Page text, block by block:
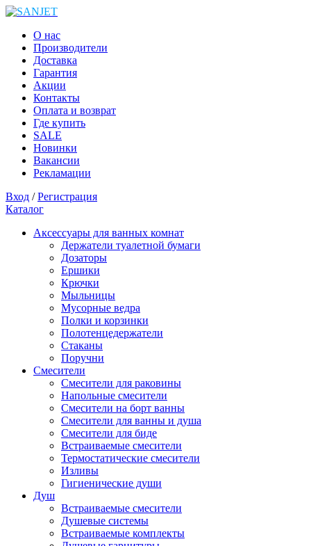
О нас
Производители
Доставка
Гарантия
Акции
Контакты
Оплата и возврат
Где купить
SALE
Новинки
Вакансии
Рекламации
Вход /Регистрация
Каталог
Аксессуары для ванных комнат
Держатели туалетной бумаги
Дозаторы
Ершики
Крючки
Мыльницы
Мусорные ведра
Полки и корзинки
Полотенцедержатели
Стаканы
Поручни
Смесители
Смесители для раковины
Напольные смесители
Смесители на борт ванны
Смесители для ванны и душа
Смесители для биде
Встраиваемые смесители
Термостатические смесители
Изливы
Гигиенические души
Душ
Встраиваемые смесители
Душевые системы
Встраиваемые комплекты